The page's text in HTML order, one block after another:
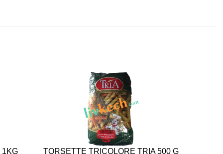
1KG TORSETTE TRICOLORE TRIA 500 G